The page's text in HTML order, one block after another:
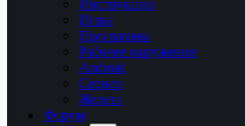
Инструкции
Игры
Программы
Рабочее окружение
Android
Сервер
Железо
Форум